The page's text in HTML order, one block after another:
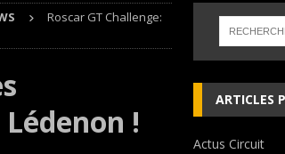
end d’exception !
dans la Nièvre !
FFSA GT
Automotive Technology sign strategic partnership
Roscar GT Challenge:
!
ARTICLES
Actus Circuit